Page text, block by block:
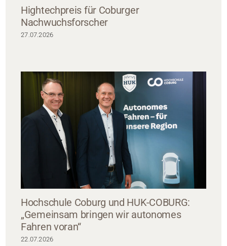
Hightechpreis für Coburger
Nachwuchsforscher
27.07.2026
Hochschule Coburg und HUK-COBURG:
„Gemeinsam bringen wir autonomes
Fahren voran“
22.07.2026